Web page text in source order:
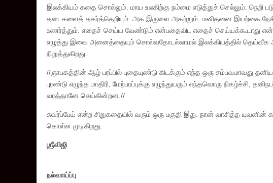
இலக்கியம் கதை சொல்லும். மாய உலகிற்கு நம்மை எடுத்துச் செல்லும்.
தடைகளைத் தகர்த்தெறியும். அக இருளை அகற்றும். மனிதனை இயற்கை
உணர்த்தும். எதைச் செய்ய வேண்டும் என்பதைவிட எதைச் செய்யக்கூடாது
எழுத்து இவை அனைத்தையும் சொல்வதோடல்லாமல் இலக்கியத்தில் தெய்வீக
நிறுத்துகிறது.
//ஞாபகத்தின் ஆழ் பரப்பில் புதையுண்டு கிடக்கும் எந்த ஒரு சம்பவமாவது
புரண்டு எழுந்த மாதிரி, மேற்பரப்புக்கு எழுந்துயரும் எந்தவொரு நிகழ்ச்சி,
வரத்தானே செய்கின்றன.//
சுவர்ப்பேய் என்ற சிறுகதையில் வரும் ஒரு பகுதி இது. நான் வாசித்த
கொள்ள முடிகிறது.
ஶ்ரீவிஜி
நல்வாய்ப்பு